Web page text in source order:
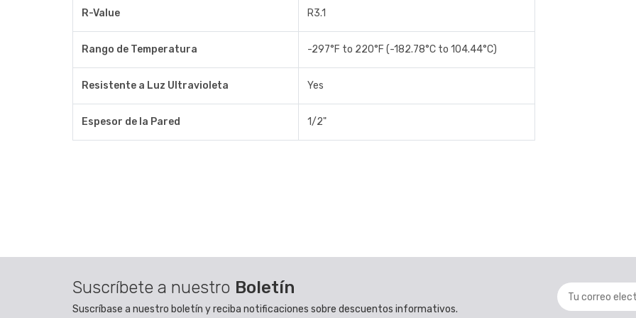
R-Value R3.1
Rango de Temperatura -297°F to 220°F (-182.78°C to 104.44°C)
Resistente a Luz Ultravioleta Yes
Espesor de la Pared 1/2"
Suscríbete a nuestro Boletín
Suscríbase a nuestro boletín y reciba notificaciones sobre descuentos informativos.